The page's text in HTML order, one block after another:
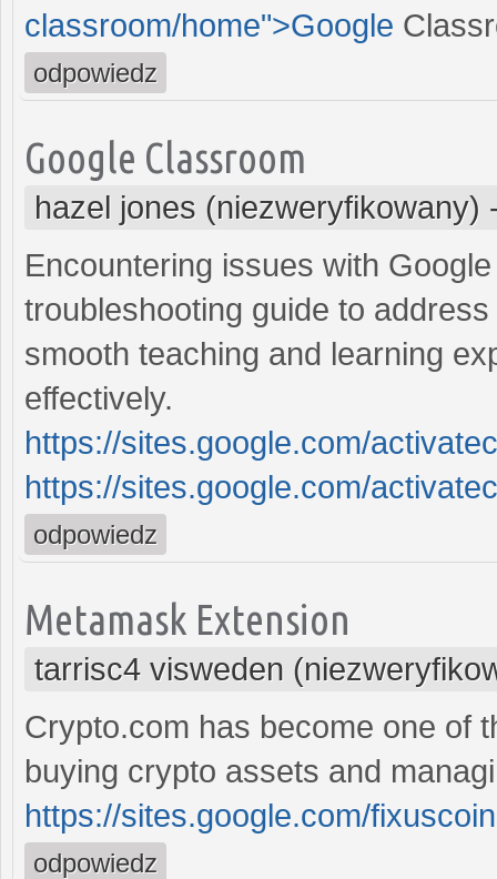
classroom/home">Google
odpowiedz
Google Classroom
hazel jones (niezweryfikowany)
Encountering issues with
troubleshooting guide to
smooth teaching and learning
effectively.
https://sites.google.com/
https://sites.google.com/
odpowiedz
Metamask Extension
tarrisc4 visweden
Crypto.com has become one of
buying crypto assets and
https://sites.google.com/
odpowiedz